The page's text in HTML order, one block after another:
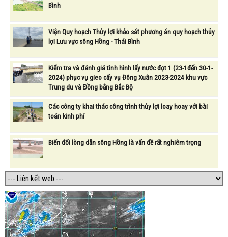
Bình
Viện Quy hoạch Thủy lợi khảo sát phương án quy hoạch thủy
lợi Lưu vực sông Hồng - Thái Bình
Kiểm tra và đánh giá tình hình lấy nước đợt 1 (23-1đến 30-1-
2024) phục vụ gieo cấy vụ Đông Xuân 2023-2024 khu vực
Trung du và Đồng bằng Bắc Bộ
Các công ty khai thác công trình thủy lợi loay hoay với bài
toán kinh phí
Biến đổi lòng dẫn sông Hồng là vấn đề rất nghiêm trọng